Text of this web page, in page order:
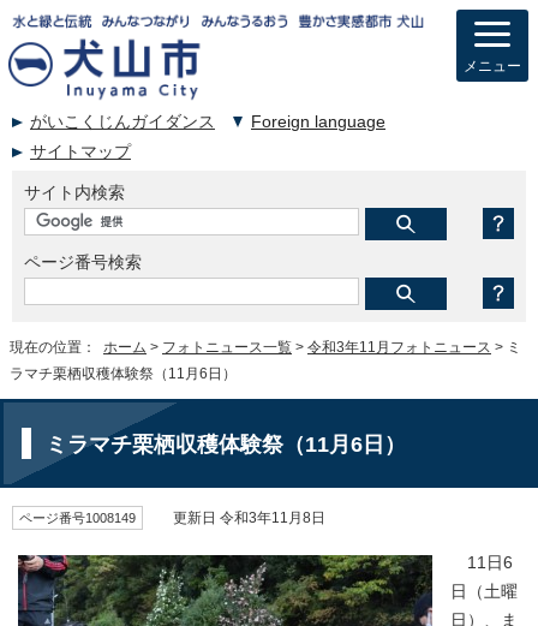
がいこくじんガイダンス
Foreign language
サイトマップ
サイト内検索
ページ番号検索
メニュー
現在の位置： ホーム > フォトニュース一覧 > 令和3年11月フォトニュース > ミ
ラマチ栗栖収穫体験祭（11月6日）
ミラマチ栗栖収穫体験祭（11月6日）
ページ番号1008149 更新日 令和3年11月8日
11日6
日（土曜
日）、ま